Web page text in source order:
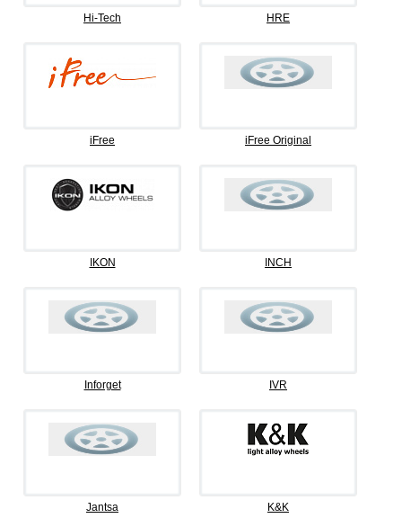
Hi-Tech HRE
iFree iFree Original
IKON INCH
Inforget IVR
Jantsa K&K